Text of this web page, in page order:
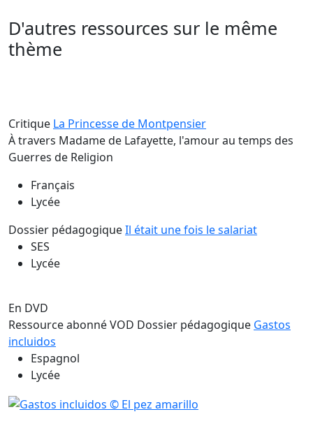
D'autres ressources sur le même
thème
Critique La Princesse de Montpensier
À travers Madame de Lafayette, l'amour au temps des
Guerres de Religion
Français
Lycée
Dossier pédagogiqueIl était une fois le salariat
SES
Lycée
En DVD
Ressource abonné VOD Dossier pédagogique Gastos
incluidos
Espagnol
Lycée